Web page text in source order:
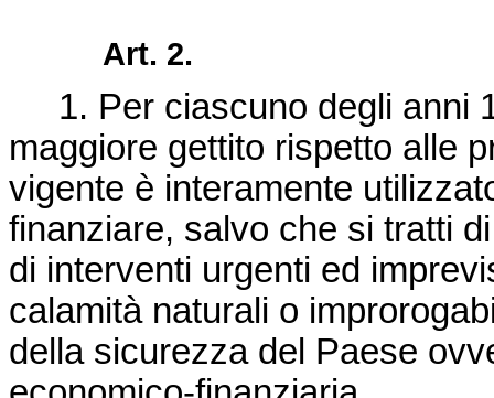
Art. 2.
1. Per ciascuno degli anni
maggiore gettito rispetto alle
vigente è interamente
finanziare, salvo che si tratti
di interventi urgenti ed
calamità naturali o
della sicurezza del Paese